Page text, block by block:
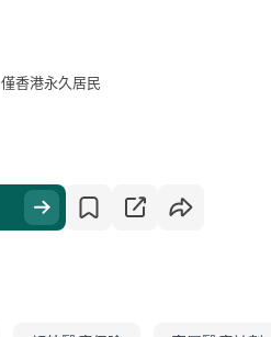
僅香港永久居民